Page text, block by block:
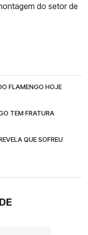
do setor de
FLAMENGO HOJE
TEM FRATURA
QUE SOFREU